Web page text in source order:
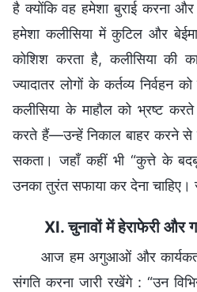
है क्योंकि वह हमेशा बुराई करना
हमेशा कलीसिया में कुटिल और
कोशिश करता है, कलीसिया की
ज्यादातर लोगों के कर्तव्य निर्वहन
कलीसिया के माहौल को भ्रष्ट
करते हैं—उन्हें निकाल बाहर करने से
सकता। जहाँ कहीं भी “कुत्ते के
उनका तुरंत सफाया कर देना
XI. चुनावों में हेराफेरी और
आज हम अगुआओं और
संगति करना जारी रखेंगे : “उन